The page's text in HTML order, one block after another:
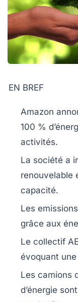
EN BREF
Amazon
100 %
activités.
La société a
renouvelable
capacité.
Les
grâce aux
Le collectif
évoquant une
Les camions
d’énergie